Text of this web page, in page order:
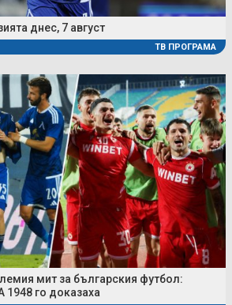
днес, 7 август
ТВ ПРОГРАМА
мит за българския футбол:
го доказаха